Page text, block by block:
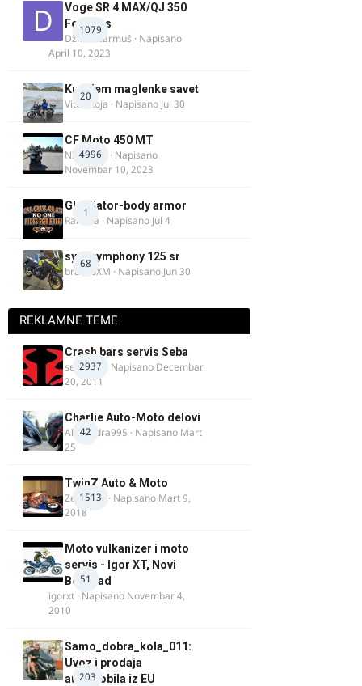
1079
Voge SR 4 MAX/QJ 350
Fortress
Džim Džarmuš · Napisano
April 10, 2023
20
Kupujem maglenke savet
Vitez Koja · Napisano Jul 30
4996
CF Moto 450 MT
NIKOLA 1
· Napisano
Novembar 10, 2023
1
Gladijator-body armor
Rale-Ča · Napisano Jul 4
68
sym symphony 125 sr
brankoXM · Napisano Jun 30
REKLAMNE TEME
2937
Crash bars servis Seba
seba011 · Napisano Decembar
20, 2011
42
Charlie Auto-Moto delovi
Alexandra995 · Napisano Mart
25
1513
TwinZ Auto & Moto
Zeljkamp · Napisano Mart 9,
2018
51
Moto vulkanizer i moto
servis - Igor XT, Novi
Beograd
igorxt · Napisano Novembar 4,
2010
203
Samo_dobra_kola_011:
Uvoz i prodaja
automobila iz EU